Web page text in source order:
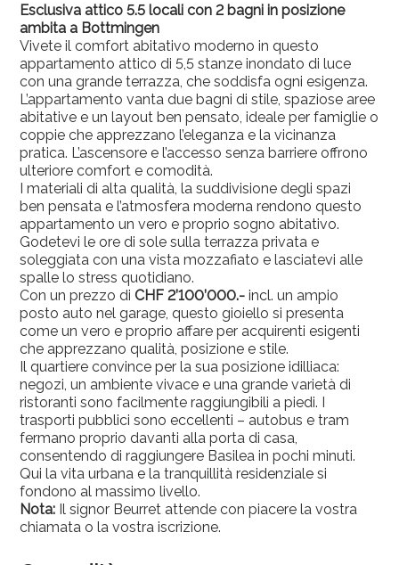
Esclusiva attico 5.5 locali con 2 bagni in posizione
ambita a Bottmingen
Vivete il comfort abitativo moderno in questo
appartamento attico di 5,5 stanze inondato di luce
con una grande terrazza, che soddisfa ogni esigenza.
L’appartamento vanta due bagni di stile, spaziose aree
abitative e un layout ben pensato, ideale per famiglie o
coppie che apprezzano l’eleganza e la vicinanza
pratica. L’ascensore e l’accesso senza barriere offrono
ulteriore comfort e comodità.
I materiali di alta qualità, la suddivisione degli spazi
ben pensata e l’atmosfera moderna rendono questo
appartamento un vero e proprio sogno abitativo.
Godetevi le ore di sole sulla terrazza privata e
soleggiata con una vista mozzafiato e lasciatevi alle
spalle lo stress quotidiano.
Con un prezzo diCHF 2’100’000.- incl. un ampio
posto auto nel garage, questo gioiello si presenta
come un vero e proprio affare per acquirenti esigenti
che apprezzano qualità, posizione e stile.
Il quartiere convince per la sua posizione idilliaca:
negozi, un ambiente vivace e una grande varietà di
ristoranti sono facilmente raggiungibili a piedi. I
trasporti pubblici sono eccellenti – autobus e tram
fermano proprio davanti alla porta di casa,
consentendo di raggiungere Basilea in pochi minuti.
Qui la vita urbana e la tranquillità residenziale si
fondono al massimo livello.
Nota: Il signor Beurret attende con piacere la vostra
chiamata o la vostra iscrizione.